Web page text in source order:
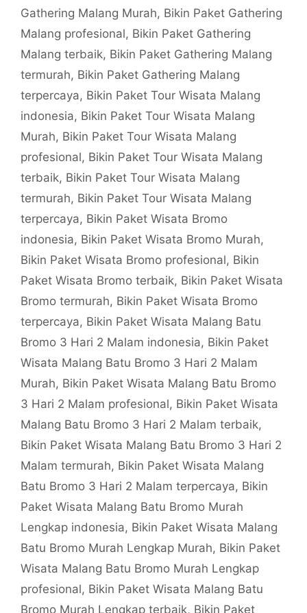
Gathering Malang Murah, Bikin Paket Gathering
Malang profesional, Bikin Paket Gathering
Malang terbaik, Bikin Paket Gathering Malang
termurah, Bikin Paket Gathering Malang
terpercaya, Bikin Paket Tour Wisata Malang
indonesia, Bikin Paket Tour Wisata Malang
Murah, Bikin Paket Tour Wisata Malang
profesional, Bikin Paket Tour Wisata Malang
terbaik, Bikin Paket Tour Wisata Malang
termurah, Bikin Paket Tour Wisata Malang
terpercaya, Bikin Paket Wisata Bromo
indonesia, Bikin Paket Wisata Bromo Murah,
Bikin Paket Wisata Bromo profesional, Bikin
Paket Wisata Bromo terbaik, Bikin Paket Wisata
Bromo termurah, Bikin Paket Wisata Bromo
terpercaya, Bikin Paket Wisata Malang Batu
Bromo 3 Hari 2 Malam indonesia, Bikin Paket
Wisata Malang Batu Bromo 3 Hari 2 Malam
Murah, Bikin Paket Wisata Malang Batu Bromo
3 Hari 2 Malam profesional, Bikin Paket Wisata
Malang Batu Bromo 3 Hari 2 Malam terbaik,
Bikin Paket Wisata Malang Batu Bromo 3 Hari 2
Malam termurah, Bikin Paket Wisata Malang
Batu Bromo 3 Hari 2 Malam terpercaya, Bikin
Paket Wisata Malang Batu Bromo Murah
Lengkap indonesia, Bikin Paket Wisata Malang
Batu Bromo Murah Lengkap Murah, Bikin Paket
Wisata Malang Batu Bromo Murah Lengkap
profesional, Bikin Paket Wisata Malang Batu
Bromo Murah Lengkap terbaik, Bikin Paket